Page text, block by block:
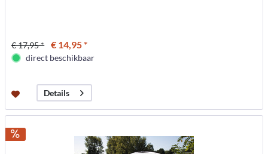
€ 17,95 * € 14,95 *
direct beschikbaar
Details